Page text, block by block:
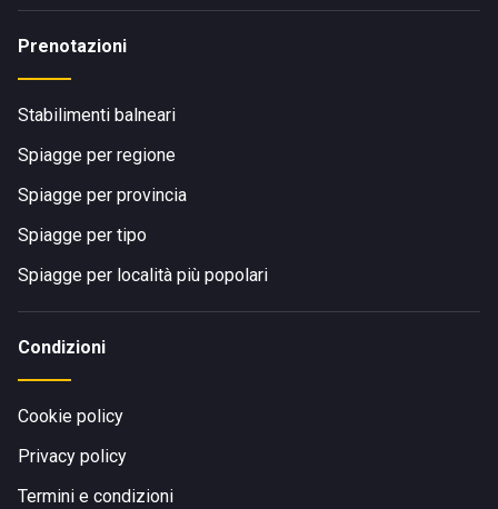
Prenotazioni
Stabilimenti balneari
Spiagge per regione
Spiagge per provincia
Spiagge per tipo
Spiagge per località più popolari
Condizioni
Cookie policy
Privacy policy
Termini e condizioni